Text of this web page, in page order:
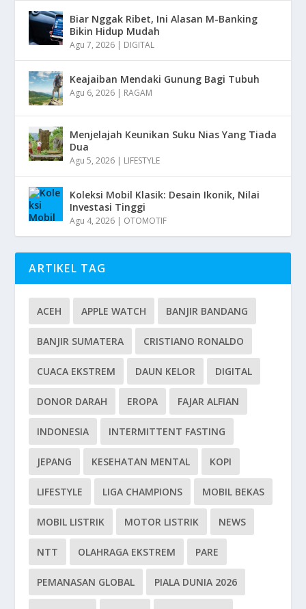
Biar Nggak Ribet, Ini Alasan M-Banking
Bikin Hidup Mudah
Agu 7, 2026 | DIGITAL
Keajaiban Mendaki Gunung Bagi Tubuh
Agu 6, 2026 | RAGAM
Menjelajah Keunikan Suku Nias Yang Tiada
Dua
Agu 5, 2026 | LIFESTYLE
Koleksi Mobil Klasik: Desain Ikonik, Nilai
Investasi Tinggi
Agu 4, 2026 | OTOMOTIF
ARTIKEL TAG
ACEH APPLE WATCH BANJIR BANDANG
BANJIR SUMATERA CRISTIANO RONALDO
CUACA EKSTREM DAUN KELOR DIGITAL
DONOR DARAH EROPA FAJAR ALFIAN
INDONESIA INTERMITTENT FASTING
JEPANG KESEHATAN MENTAL KOPI
LIFESTYLE LIGA CHAMPIONS MOBIL BEKAS
MOBIL LISTRIK MOTOR LISTRIK NEWS
NTT OLAHRAGA EKSTREM PARE
PEMANASAN GLOBAL PIALA DUNIA 2026